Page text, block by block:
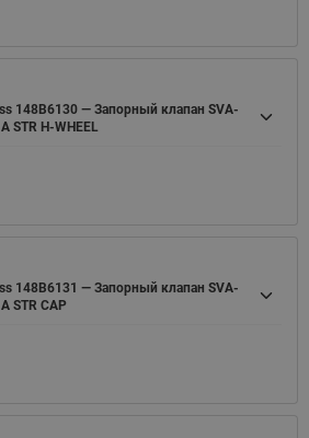
148B6130 — Запорный клапан SVA-
STR H-WHEEL
148B6131 — Запорный клапан SVA-
STR CAP